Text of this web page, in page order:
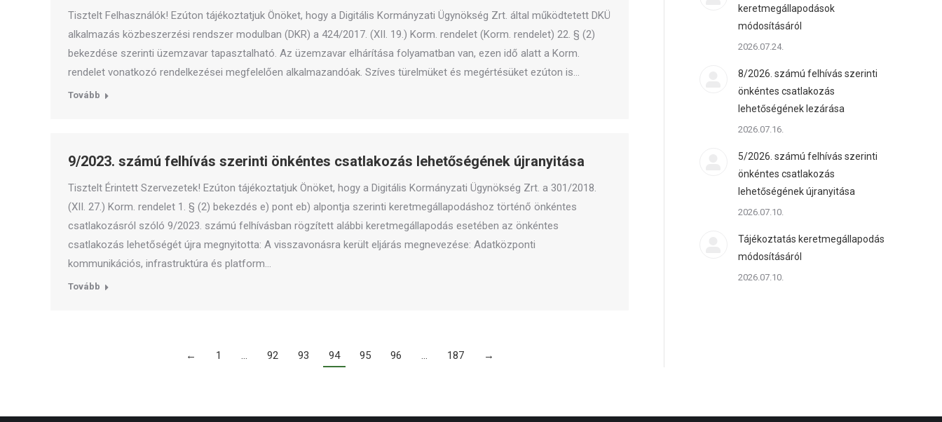
Tisztelt Felhasználók! Ezúton tájékoztatjuk Önöket, hogy a Digitális Kormányzati Ügynökség Zrt. által működtetett DKÜ
alkalmazás közbeszerzési rendszer modulban (DKR) a 424/2017. (XII. 19.) Korm. rendelet (Korm. rendelet) 22. § (2)
bekezdése szerinti üzemzavar tapasztalható. Az üzemzavar elhárítása folyamatban van, ezen idő alatt a Korm.
rendelet vonatkozó rendelkezései megfelelően alkalmazandóak. Szíves türelmüket és megértésüket ezúton is…
Tovább
9/2023. számú felhívás szerinti önkéntes csatlakozás lehetőségének újranyitása
Tisztelt Érintett Szervezetek! Ezúton tájékoztatjuk Önöket, hogy a Digitális Kormányzati Ügynökség Zrt. a 301/2018.
(XII. 27.) Korm. rendelet 1. § (2) bekezdés e) pont eb) alpontja szerinti keretmegállapodáshoz történő önkéntes
csatlakozásról szóló 9/2023. számú felhívásban rögzített alábbi keretmegállapodás esetében az önkéntes
csatlakozás lehetőségét újra megnyitotta: A visszavonásra került eljárás megnevezése: Adatközponti
kommunikációs, infrastruktúra és platform…
Tovább
← 1 … 92 93 94 95 96 … 187 →
keretmegállapodások
módosításáról
2026.07.24.
8/2026. számú felhívás szerinti
önkéntes csatlakozás
lehetőségének lezárása
2026.07.16.
5/2026. számú felhívás szerinti
önkéntes csatlakozás
lehetőségének újranyitása
2026.07.10.
Tájékoztatás keretmegállapodás
módosításáról
2026.07.10.